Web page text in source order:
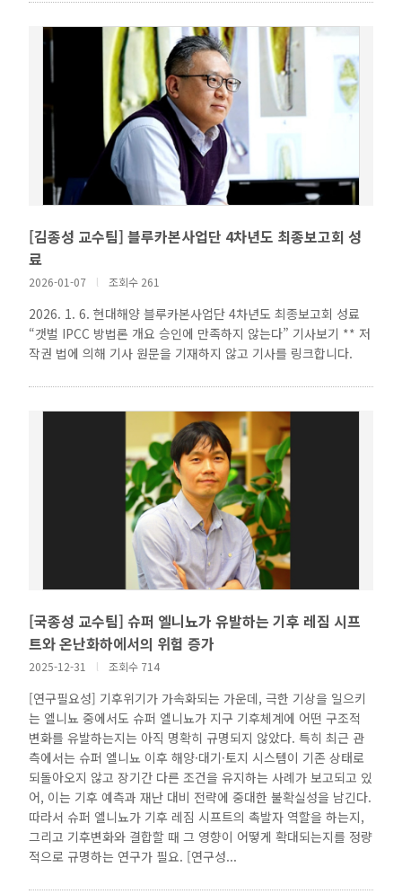
[김종성 교수팀] 블루카본사업단 4차년도 최종보고회 성
료
2026-01-07 l 조회수 261
2026. 1. 6. 현대해양 블루카본사업단 4차년도 최종보고회 성료
“갯벌 IPCC 방법론 개요 승인에 만족하지 않는다” 기사보기 ** 저
작권 법에 의해 기사 원문을 기재하지 않고 기사를 링크합니다.
[국종성 교수팀] 슈퍼 엘니뇨가 유발하는 기후 레짐 시프
트와 온난화하에서의 위험 증가
2025-12-31 l 조회수 714
[연구필요성] 기후위기가 가속화되는 가운데, 극한 기상을 일으키
는 엘니뇨 중에서도 슈퍼 엘니뇨가 지구 기후체계에 어떤 구조적
변화를 유발하는지는 아직 명확히 규명되지 않았다. 특히 최근 관
측에서는 슈퍼 엘니뇨 이후 해양·대기·토지 시스템이 기존 상태로
되돌아오지 않고 장기간 다른 조건을 유지하는 사례가 보고되고 있
어, 이는 기후 예측과 재난 대비 전략에 중대한 불확실성을 남긴다.
따라서 슈퍼 엘니뇨가 기후 레짐 시프트의 촉발자 역할을 하는지,
그리고 기후변화와 결합할 때 그 영향이 어떻게 확대되는지를 정량
적으로 규명하는 연구가 필요. [연구성...